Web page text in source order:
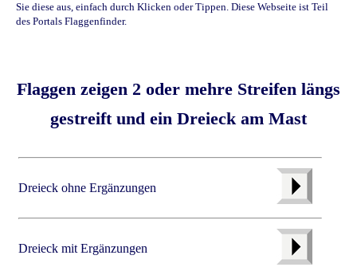
Sie diese aus, einfach durch Klicken oder Tippen. Diese Webseite ist Teil
des Portals Flaggenfinder.
Flaggen zeigen 2 oder mehre Streifen längs
gestreift und ein Dreieck am Mast
Dreieck ohne Ergänzungen
Dreieck mit Ergänzungen